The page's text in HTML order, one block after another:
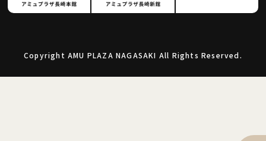
Copyright AMU PLAZA NAGASAKI All Rights Reserved.